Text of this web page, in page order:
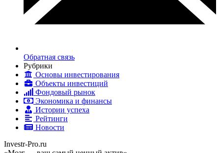
Обратная связь
Рубрики
Основы инвестирования
Объекты инвестиций
Фондовый рынок
Экономика и финансы
Истории успеха
Рейтинги
Новости
Investr-Pro.ru